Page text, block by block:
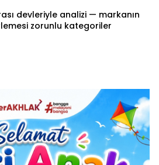
devleriyle analizi — markanın
zorunlu kategoriler